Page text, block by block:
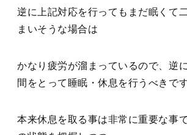
逆に上記対応を行ってもまだ眠くて
まいそうな場合は
かなり疲労が溜まっているので、逆
間をとって睡眠・休息を行うべきです
本来休息を取る事は非常に重要な事